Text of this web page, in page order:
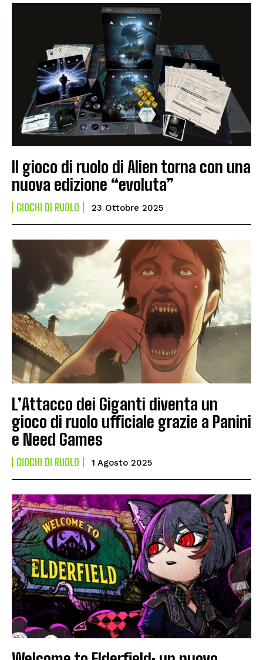
Il gioco di ruolo di Alien torna con una
nuova edizione “evoluta”
GIOCHI DI RUOLO 23 Ottobre 2025
L’Attacco dei Giganti diventa un
gioco di ruolo ufficiale grazie a Panini
e Need Games
GIOCHI DI RUOLO 1 Agosto 2025